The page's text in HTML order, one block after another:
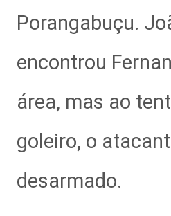
Porangabuçu.
encontrou
área, mas ao
goleiro, o
desarmado.